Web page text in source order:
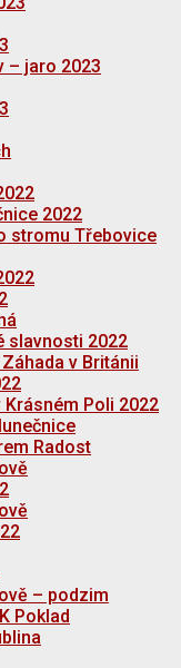
– jaro 2023
2022
stromu Třebovice
slavnosti 2022
v Británii
Poli 2022
Radost
– podzim
Poklad